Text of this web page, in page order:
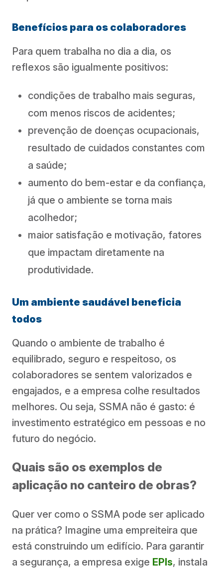
Benefícios para os colaboradores
Para quem trabalha no dia a dia, os
reflexos são igualmente positivos:
condições de trabalho mais seguras,
com menos riscos de acidentes;
prevenção de doenças ocupacionais,
resultado de cuidados constantes com
a saúde;
aumento do bem-estar e da confiança,
já que o ambiente se torna mais
acolhedor;
maior satisfação e motivação, fatores
que impactam diretamente na
produtividade.
Um ambiente saudável beneficia
todos
Quando o ambiente de trabalho é
equilibrado, seguro e respeitoso, os
colaboradores se sentem valorizados e
engajados, e a empresa colhe resultados
melhores. Ou seja, SSMA não é gasto: é
investimento estratégico em pessoas e no
futuro do negócio.
Quais são os exemplos de
aplicação no canteiro de obras?
Quer ver como o SSMA pode ser aplicado
na prática? Imagine uma empreiteira que
está construindo um edifício. Para garantir
a segurança, a empresa exige EPIs, instala